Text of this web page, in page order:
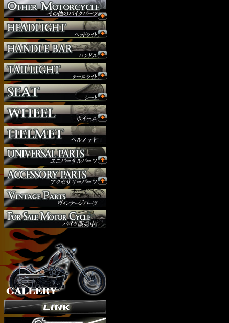
ガソリンタンク
サイドナンバー
サスペンション
シート
ジョッキーシフト
ハンドルバー
ハンドル周り
ヘッドライト
マフラー
外装パーツ